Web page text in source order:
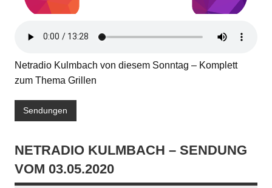
Netradio Kulmbach von diesem Sonntag – Komplett
zum Thema Grillen
Sendungen
NETRADIO KULMBACH – SENDUNG
VOM 03.05.2020